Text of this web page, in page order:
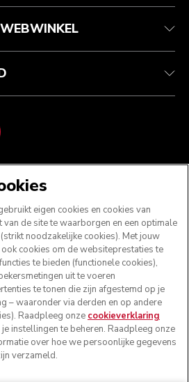
VOLG ONS
eigen cookies en cookies van
de site te waarborgen en een optimale
noodzakelijke cookies). Met jouw
cookies om de websiteprestaties te
te bieden (functionele cookies),
uit te voeren
te tonen die zijn afgestemd op je
– waaronder via derden en op andere
Raadpleeg onze cookieverklaring
instellingen te beheren. Raadpleeg onze
over hoe we persoonlijke gegevens
verzameld.